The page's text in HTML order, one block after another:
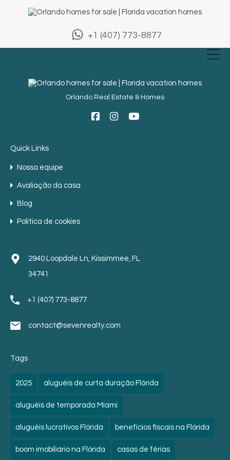
+1 (407) 773-8877
Orlando Real Estate & Homes
Quick Links
Nossa equipe
Avaliação da casa
Blog
Política de cookies
2940 Loopdale Ln, Kissimmee, FL
34741
+1 (407) 773-8877
contact@sevenrealty.com
Tags
2025 aluguéis de curta duração Flórida
aluguéis de temporada Miami
aluguéis lucrativos Flórida benefícios fiscais na Flórida
boom imobiliário na Flórida casas de férias